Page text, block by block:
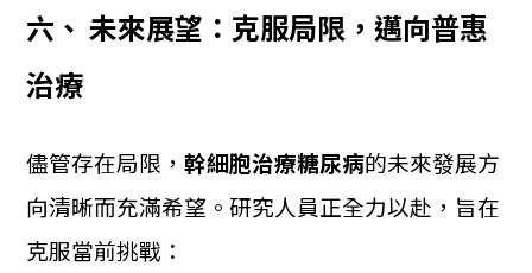
六、 未來展望：克服局限，邁向普惠
治療
儘管存在局限，幹細胞治療糖尿病的未來發展方
向清晰而充滿希望。研究人員正全力以赴，旨在
克服當前挑戰：